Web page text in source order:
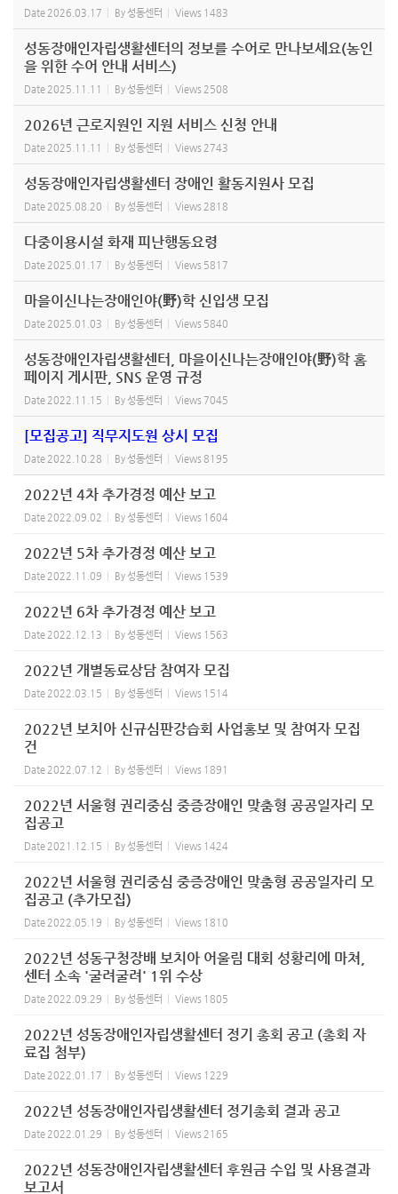
Date 2026.03.17 By성동센터 Views 1483
성동장애인자립생활센터의 정보를 수어로 만나보세요(농인
을 위한 수어 안내 서비스)
Date 2025.11.11 By성동센터 Views 2508
2026년 근로지원인 지원 서비스 신청 안내
Date 2025.11.11 By성동센터 Views 2743
성동장애인자립생활센터 장애인 활동지원사 모집
Date 2025.08.20 By성동센터 Views 2818
다중이용시설 화재 피난행동요령
Date 2025.01.17 By성동센터 Views 5817
마을이신나는장애인야(野)학 신입생 모집
Date 2025.01.03 By성동센터 Views 5840
성동장애인자립생활센터, 마을이신나는장애인야(野)학 홈
페이지 게시판, SNS 운영 규정
Date 2022.11.15 By성동센터 Views 7045
[모집공고] 직무지도원 상시 모집
Date 2022.10.28 By성동센터 Views 8195
2022년 4차 추가경정 예산 보고
Date 2022.09.02 By성동센터 Views 1604
2022년 5차 추가경정 예산 보고
Date 2022.11.09 By성동센터 Views 1539
2022년 6차 추가경정 예산 보고
Date 2022.12.13 By성동센터 Views 1563
2022년 개별동료상담 참여자 모집
Date 2022.03.15 By성동센터 Views 1514
2022년 보치아 신규심판강습회 사업홍보 및 참여자 모집
건
Date 2022.07.12 By성동센터 Views 1891
2022년 서울형 권리중심 중증장애인 맞춤형 공공일자리 모
집공고
Date 2021.12.15 By성동센터 Views 1424
2022년 서울형 권리중심 중증장애인 맞춤형 공공일자리 모
집공고 (추가모집)
Date 2022.05.19 By성동센터 Views 1810
2022년 성동구청장배 보치아 어울림 대회 성황리에 마쳐,
센터 소속 '굴려굴려' 1위 수상
Date 2022.09.29 By성동센터 Views 1805
2022년 성동장애인자립생활센터 정기 총회 공고 (총회 자
료집 첨부)
Date 2022.01.17 By성동센터 Views 1229
2022년 성동장애인자립생활센터 정기총회 결과 공고
Date 2022.01.29 By성동센터 Views 2165
2022년 성동장애인자립생활센터 후원금 수입 및 사용결과
보고서